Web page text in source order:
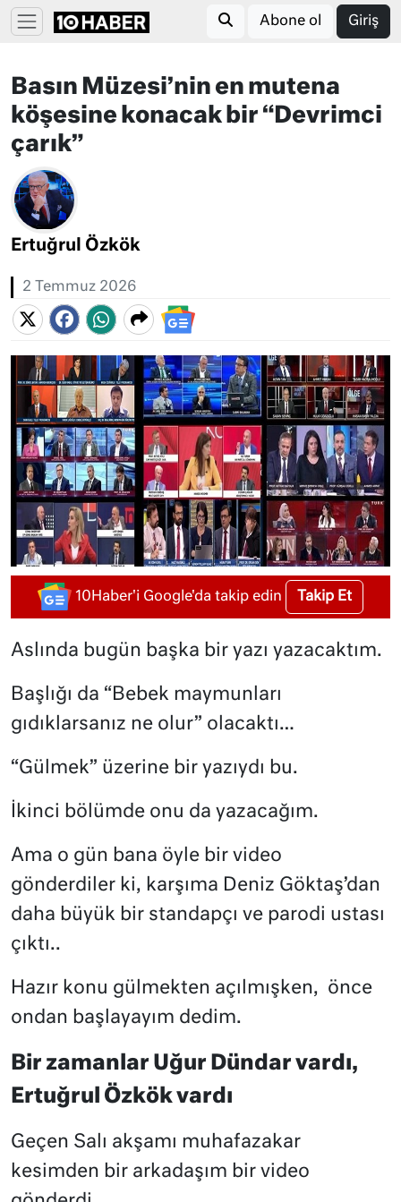
Abone ol Giriş
Basın Müzesi’nin en mutena
köşesine konacak bir “Devrimci
çarık”
Ertuğrul Özkök
2 Temmuz 2026
10Haber'i Google'da takip edin Takip Et
Aslında bugün başka bir yazı yazacaktım.
Başlığı da “Bebek maymunları
gıdıklarsanız ne olur” olacaktı…
“Gülmek” üzerine bir yazıydı bu.
İkinci bölümde onu da yazacağım.
Ama o gün bana öyle bir video
gönderdiler ki, karşıma Deniz Göktaş’dan
daha büyük bir standapçı ve parodi ustası
çıktı..
Hazır konu gülmekten açılmışken, önce
ondan başlayayım dedim.
Bir zamanlar Uğur Dündar vardı,
Ertuğrul Özkök vardı
Geçen Salı akşamı muhafazakar
kesimden bir arkadaşım bir video